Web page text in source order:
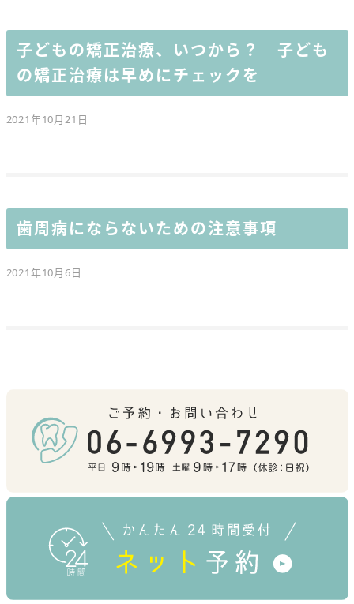
子どもの矯正治療、いつから？ 子ども
の矯正治療は早めにチェックを
2021年10月21日
歯周病にならないための注意事項
2021年10月6日